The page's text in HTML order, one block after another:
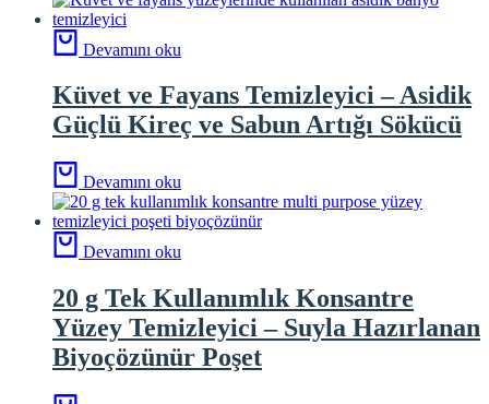
Devamını oku
Küvet ve Fayans Temizleyici – Asidik
Güçlü Kireç ve Sabun Artığı Sökücü
Devamını oku
Devamını oku
20 g Tek Kullanımlık Konsantre
Yüzey Temizleyici – Suyla Hazırlanan
Biyoçözünür Poşet